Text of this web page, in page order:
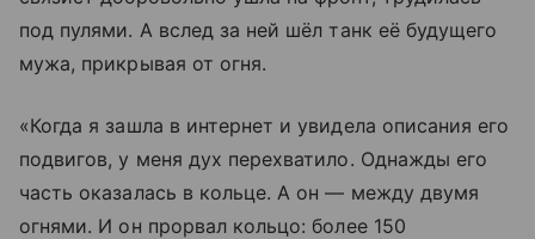
под пулями. А вслед за ней шёл танк её будущего
мужа, прикрывая от огня.
«Когда я зашла в интернет и увидела описания его
подвигов, у меня дух перехватило. Однажды его
часть оказалась в кольце. А он — между двумя
огнями. И он прорвал кольцо: более 150